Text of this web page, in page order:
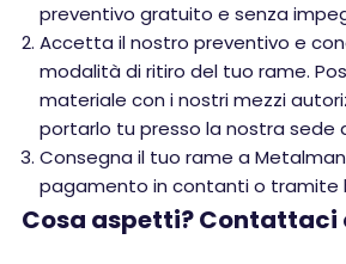
preventivo gratuito e senza
Accetta il nostro preventivo e
modalità di ritiro del tuo rame.
materiale con i nostri mezzi
portarlo tu presso la nostra sede
Consegna il tuo rame a
pagamento in contanti o tramite
Cosa aspetti? Contattaci